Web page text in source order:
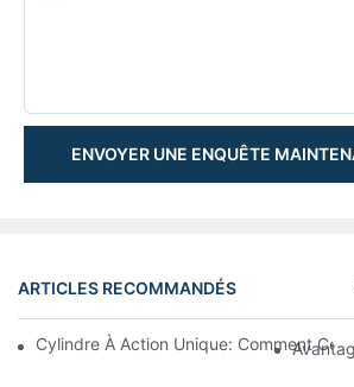
ENVOYER UNE ENQUÊTE
ARTICLES RECOMMANDÉS
Cylindre À Action Unique: Comment